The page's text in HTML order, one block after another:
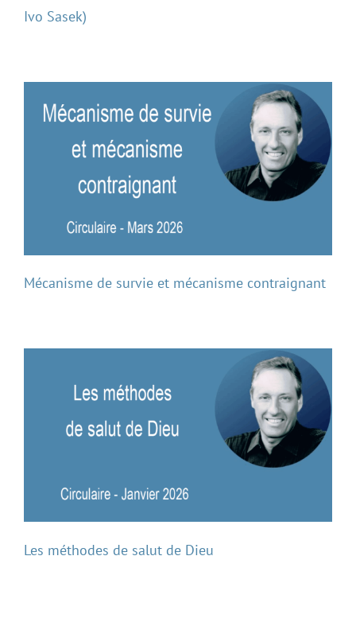
Ivo Sasek)
Mécanisme de survie et mécanisme contraignant
Les méthodes de salut de Dieu